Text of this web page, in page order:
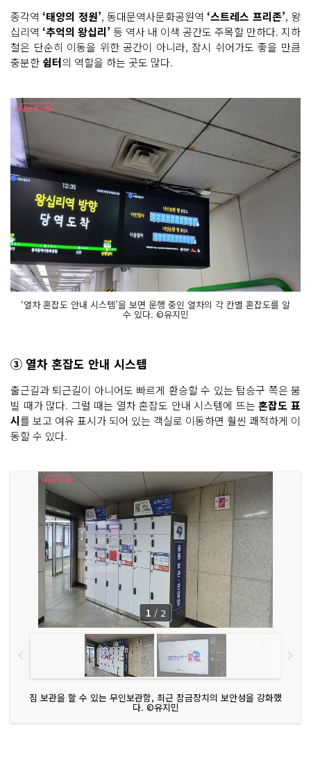
종각역 ‘태양의 정원’, 동대문역사문화공원역 ‘스트레스 프리존’, 왕
십리역 ‘추억의 왕십리’ 등 역사 내 이색 공간도 주목할 만하다. 지하
철은 단순히 이동을 위한 공간이 아니라, 잠시 쉬어가도 좋을 만큼
충분한 쉼터의 역할을 하는 곳도 많다.
‘열차 혼잡도 안내 시스템’을 보면 운행 중인 열차의 각 칸별 혼잡도를 알
수 있다. ©유지민
③ 열차 혼잡도 안내 시스템
출근길과 퇴근길이 아니어도 빠르게 환승할 수 있는 탑승구 쪽은 붐
빌 때가 많다. 그럴 때는 열차 혼잡도 안내 시스템에 뜨는혼잡도 표
시를 보고 여유 표시가 되어 있는 객실로 이동하면 훨씬 쾌적하게 이
동할 수 있다.
짐 보관을 할 수 있는 무인보관함, 최근 잠금장치의 보안성을 강화했
다. ©유지민
1 / 2